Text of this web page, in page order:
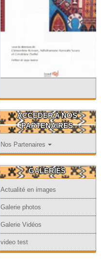
ACCEDER A NOS
PARTENAIRES
Nos Partenaires
GALERIES
Actualité en images
Galerie photos
Galerie Vidéos
video test